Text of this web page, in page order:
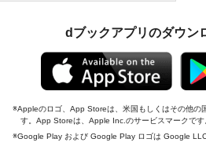
dブックアプリのダウン
Appleのロゴ、App Storeは、米国もしくはその他の
す。App Storeは、Apple Inc.のサービスマークです
Google Play および Google Play ロゴは Google LLC